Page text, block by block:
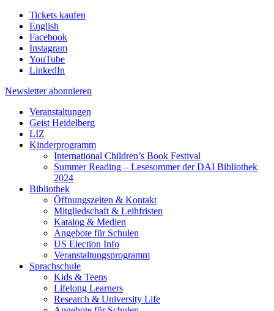
Tickets kaufen
English
Facebook
Instagram
YouTube
LinkedIn
Newsletter abonnieren
Veranstaltungen
Geist Heidelberg
LIZ
Kinderprogramm
International Children’s Book Festival
Summer Reading – Lesesommer der DAI Bibliothek
2024
Bibliothek
Öffnungszeiten & Kontakt
Mitgliedschaft & Leihfristen
Katalog & Medien
Angebote für Schulen
US Election Info
Veranstaltungsprogramm
Sprachschule
Kids & Teens
Lifelong Learners
Research & University Life